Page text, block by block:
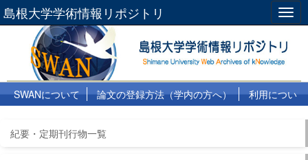
島根大学学術情報リポジトリ
SWANについて 論文の登録方法（学内の方へ）
利用につい
紀要・定期刊行物一覧